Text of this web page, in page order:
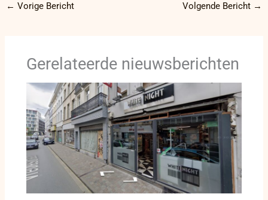
← Vorige Bericht Volgende Bericht →
Gerelateerde nieuwsberichten